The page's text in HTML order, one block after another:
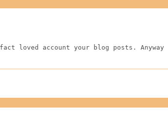
loved account your blog posts.